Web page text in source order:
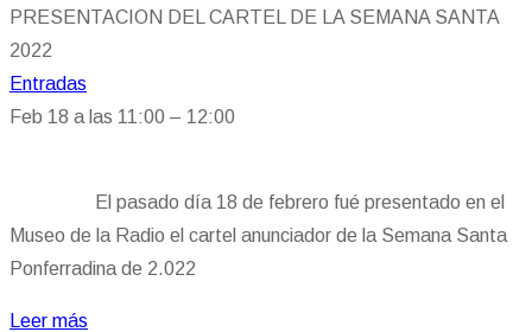
PRESENTACION DEL CARTEL DE LA SEMANA SANTA
2022
Entradas
Feb 18 a las 11:00 – 12:00
El pasado día 18 de febrero fué presentado en el
Museo de la Radio el cartel anunciador de la Semana Santa
Ponferradina de 2.022
Leer más